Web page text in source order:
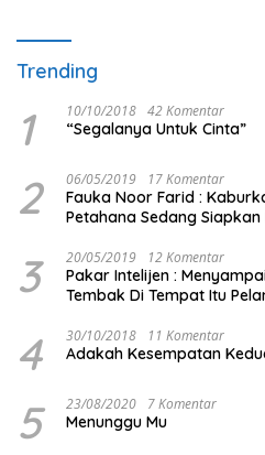
Trending
1 10/10/2018 42 Komentar
“Segalanya Untuk Cinta”
2 06/05/2019 17 Komentar
Fauka Noor Farid :
Petahana Sedang
3 20/05/2019 12 Komentar
Pakar Intelijen :
Tembak Di Tempat Itu
4 30/10/2018 11 Komentar
Adakah Kesempatan
5 23/08/2020 7 Komentar
Menunggu Mu